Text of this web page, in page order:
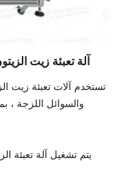
آلة تعبئة زيت
والسوائل اللزجة ،